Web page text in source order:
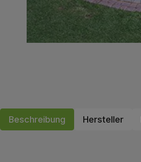
Beschreibung Hersteller